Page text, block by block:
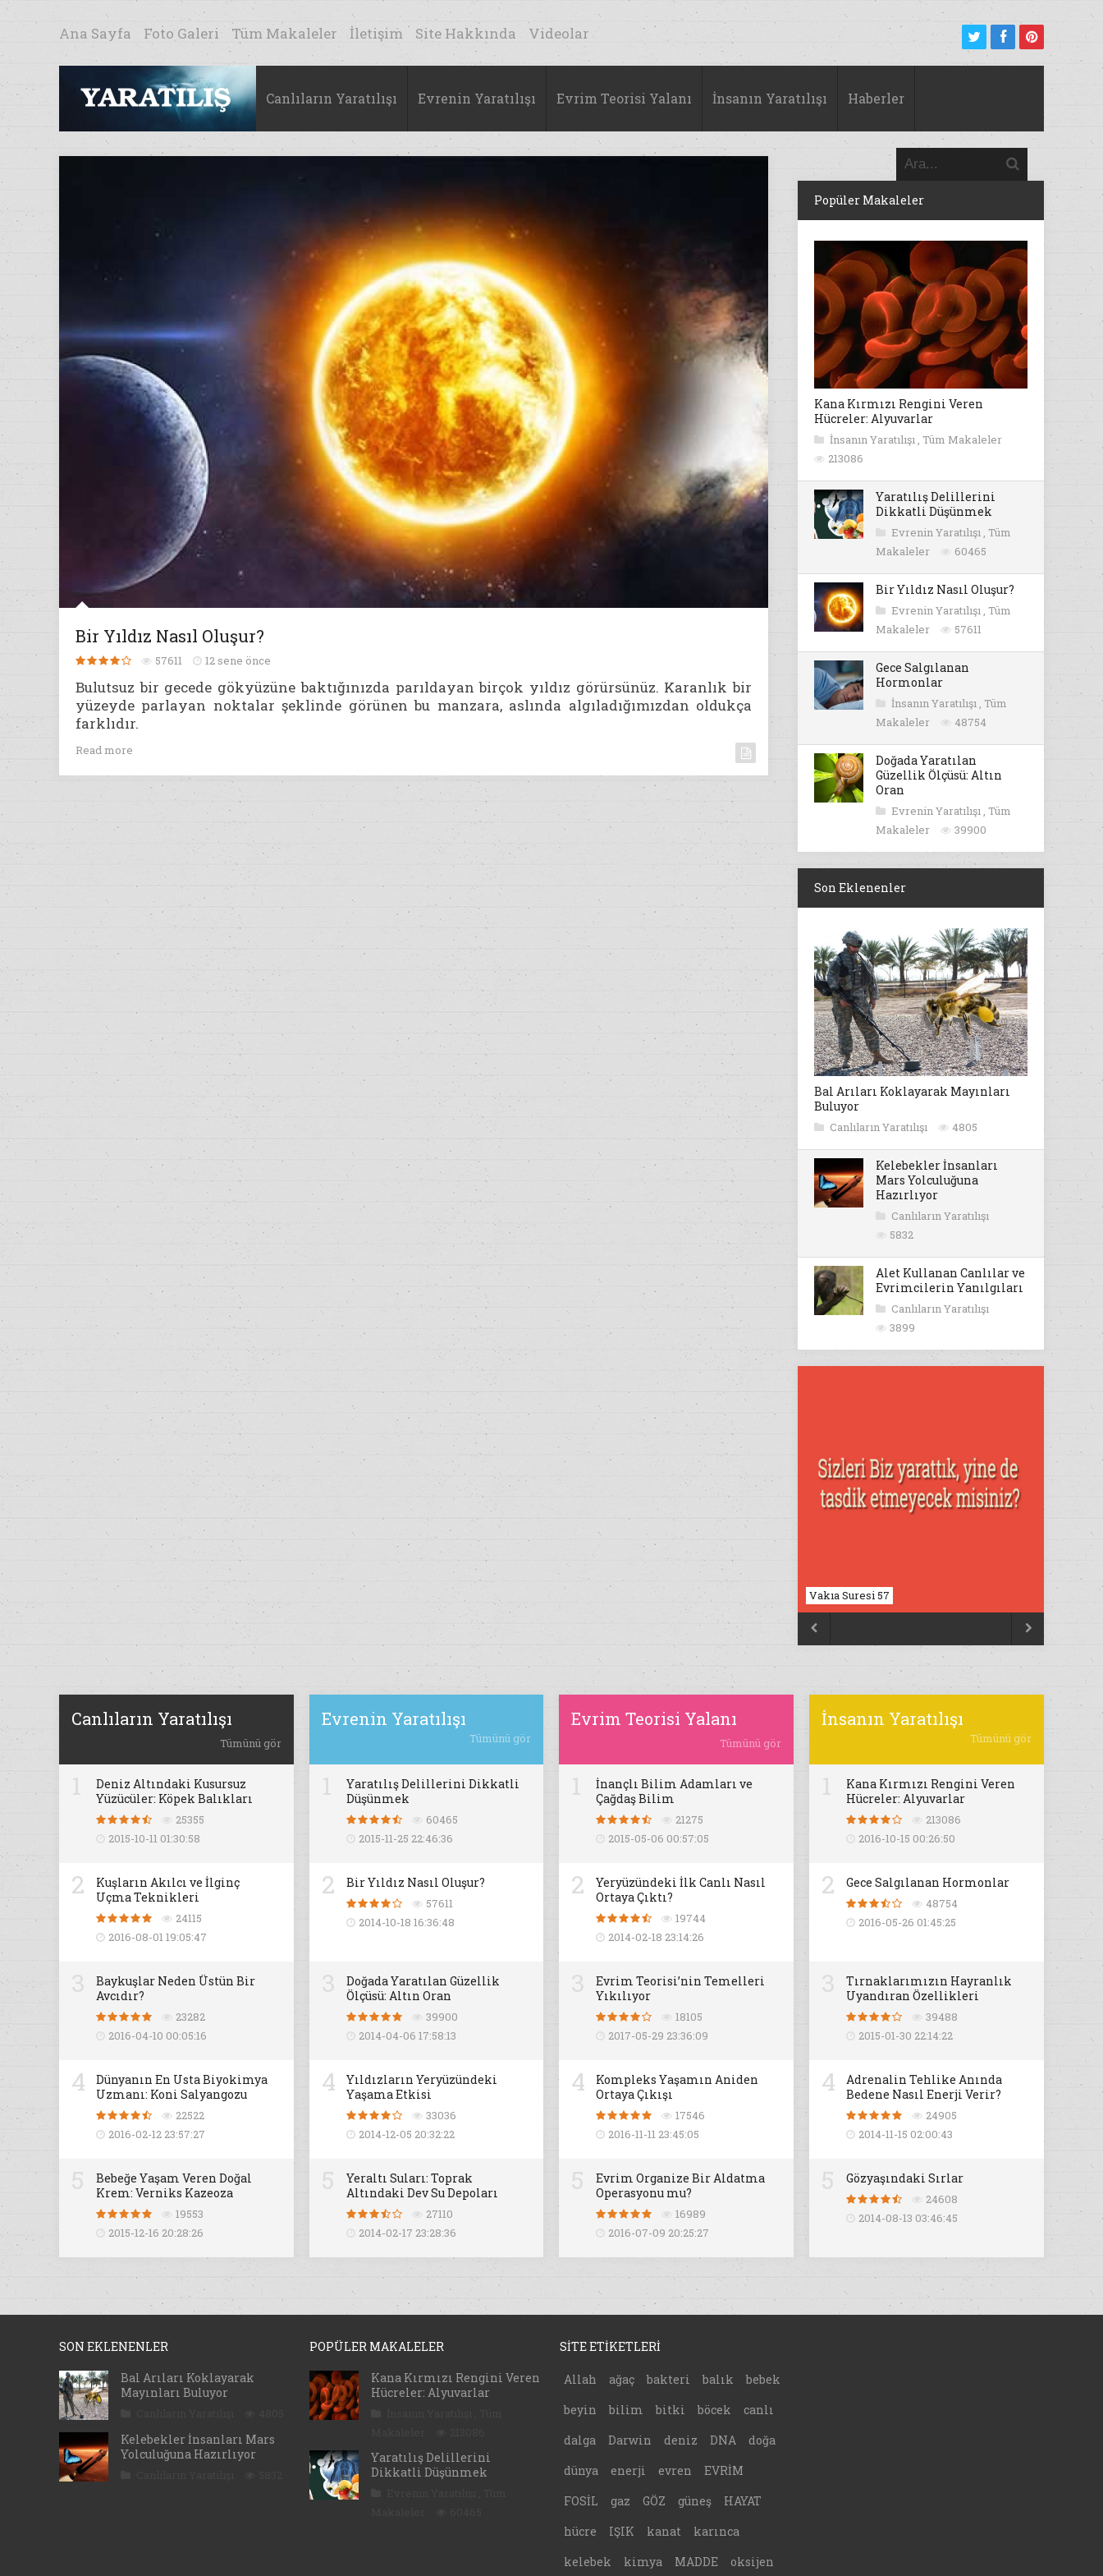
Ana Sayfa Foto Galeri Tüm Makaleler İletişim Site Hakkında Videolar
Canlıların Yaratılışı Evrenin Yaratılışı Evrim Teorisi Yalanı İnsanın Yaratılışı Haberler
Bir Yıldız Nasıl Oluşur?
57611 12 sene önce
Bulutsuz bir gecede gökyüzüne baktığınızda parıldayan birçok yıldız görürsünüz. Karanlık bir
yüzeyde parlayan noktalar şeklinde görünen bu manzara, aslında algıladığımızdan oldukça
farklıdır.
Read more
Popüler Makaleler
Kana Kırmızı Rengini Veren
Hücreler: Alyuvarlar
İnsanın Yaratılışı , Tüm Makaleler
213086
Yaratılış Delillerini
Dikkatli Düşünmek
Evrenin Yaratılışı , Tüm
Makaleler
60465
Bir Yıldız Nasıl Oluşur?
Evrenin Yaratılışı , Tüm
Makaleler
57611
Gece Salgılanan
Hormonlar
İnsanın Yaratılışı , Tüm
Makaleler
48754
Doğada Yaratılan
Güzellik Ölçüsü: Altın
Oran
Evrenin Yaratılışı , Tüm
Makaleler
39900
Son Eklenenler
Bal Arıları Koklayarak Mayınları
Buluyor
Canlıların Yaratılışı 4805
Kelebekler İnsanları
Mars Yolculuğuna
Hazırlıyor
Canlıların Yaratılışı
5832
Alet Kullanan Canlılar ve
Evrimcilerin Yanılgıları
Canlıların Yaratılışı
3899
Vakıa Suresi 57
 
Canlıların Yaratılışı
Tümünü gör
Deniz Altındaki Kusursuz
Yüzücüler: Köpek Balıkları
25355
2015-10-11 01:30:58
2
Kuşların Akılcı ve İlginç
Uçma Teknikleri
24115
2016-08-01 19:05:47
Baykuşlar Neden Üstün Bir
Avcıdır?
23282
2016-04-10 00:05:16
4
Dünyanın En Usta Biyokimya
Uzmanı: Koni Salyangozu
22522
2016-02-12 23:57:27
Bebeğe Yaşam Veren Doğal
Krem: Verniks Kazeoza
19553
2015-12-16 20:28:26
Evrenin Yaratılışı
Tümünü gör
Yaratılış Delillerini Dikkatli
Düşünmek
60465
2015-11-25 22:46:36
2 Bir Yıldız Nasıl Oluşur?
57611
2014-10-18 16:36:48
Doğada Yaratılan Güzellik
Ölçüsü: Altın Oran
39900
2014-04-06 17:58:13
4
Yıldızların Yeryüzündeki
Yaşama Etkisi
33036
2014-12-05 20:32:22
Yeraltı Suları: Toprak
Altındaki Dev Su Depoları
27110
2014-02-17 23:28:36
Evrim Teorisi Yalanı
Tümünü gör
İnançlı Bilim Adamları ve
Çağdaş Bilim
21275
2015-05-06 00:57:05
2
Yeryüzündeki İlk Canlı Nasıl
Ortaya Çıktı?
19744
2014-02-18 23:14:26
Evrim Teorisi’nin Temelleri
Yıkılıyor
18105
2017-05-29 23:36:09
4
Kompleks Yaşamın Aniden
Ortaya Çıkışı
17546
2016-11-11 23:45:05
Evrim Organize Bir Aldatma
Operasyonu mu?
16989
2016-07-09 20:25:27
İnsanın Yaratılışı
Tümünü gör
Kana Kırmızı Rengini Veren
Hücreler: Alyuvarlar
213086
2016-10-15 00:26:50
2 Gece Salgılanan Hormonlar
48754
2016-05-26 01:45:25
Tırnaklarımızın Hayranlık
Uyandıran Özellikleri
39488
2015-01-30 22:14:22
4
Adrenalin Tehlike Anında
Bedene Nasıl Enerji Verir?
24905
2014-11-15 02:00:43
Gözyaşındaki Sırlar
24608
2014-08-13 03:46:45
SON EKLENENLER
Bal Arıları Koklayarak
Mayınları Buluyor
Kelebekler İnsanları Mars
Yolculuğuna Hazırlıyor
POPÜLER MAKALELER
Kana Kırmızı Rengini Veren
Hücreler: Alyuvarlar
Yaratılış Delillerini
Dikkatli Düşünmek
SİTE ETİKETLERİ
Allah ağaç bakteri balık
bebek
beyin
bilim bitki böcek
canlı
dalga
Darwin deniz DNA
doğa
dünya
enerji evren
EVRİM
FOSİL
gaz GÖZ güneş
HAYAT
hücre
IŞIK kanat
karınca
kelebek
kimya MADDE oksijen